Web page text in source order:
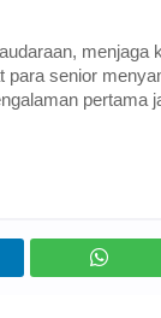
senior
pertama